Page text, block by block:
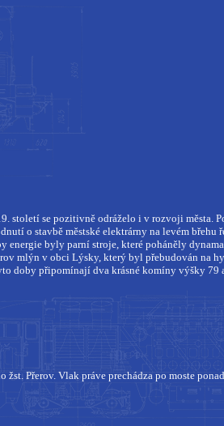
století se pozitivně odráželo i v rozvoji města.
o stavbě městské elektrárny na levém břehu
energie byly parní stroje, které poháněly
mlýn v obci Lýsky, který byl přebudován na
doby připomínají dva krásné komíny výšky 79
Přerov. Vlak práve prechádza po moste